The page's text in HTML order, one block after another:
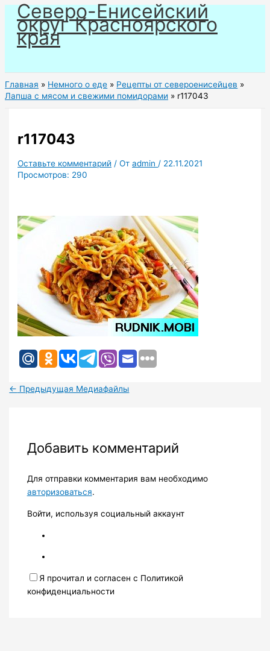
Перейти
содержимому
Северо-Енисейский
округ Красноярского
края
Главная Немного о еде
Рецепты от североенисейцев
Лапша с мясом и свежими помидорами
r117043
r117043
Оставьте комментарий / Отadmin / 22.11.2021
Просмотров: 290
← Предыдущая Медиафайлы
Добавить комментарий
Для отправки комментария вам необходимо
авторизоваться.
Войти, используя социальный аккаунт
Я прочитал и согласен с Политикой
конфиденциальности